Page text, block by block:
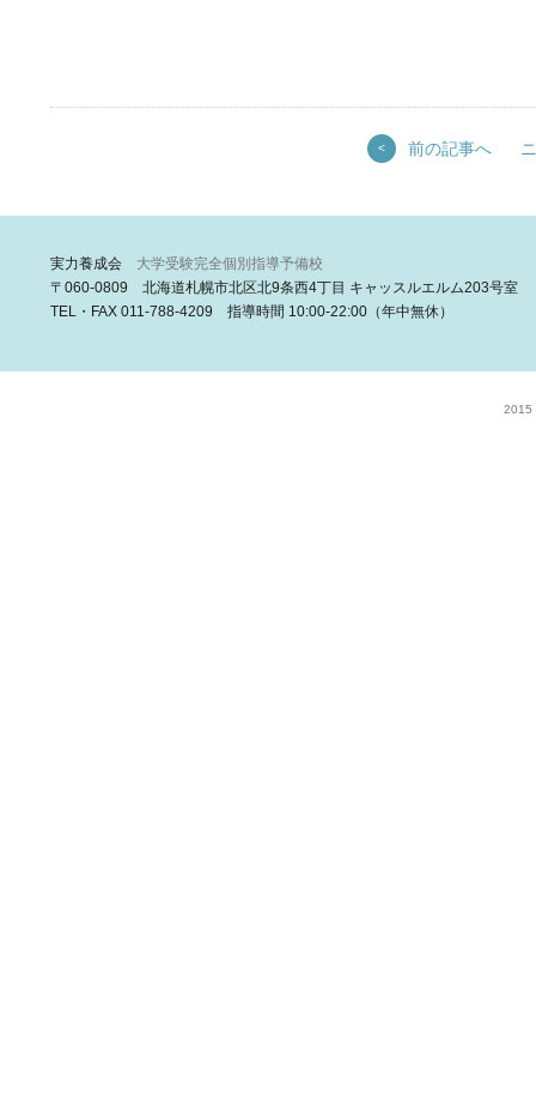
< 前の記事へ
実力養成会 大学受験完全個別指導予備校
〒060-0809 北海道札幌市北区北9条西4丁目 キャッスルエルム203号室
TEL・FAX 011-788-4209 指導時間 10:00-22:00（年中無休）
2015